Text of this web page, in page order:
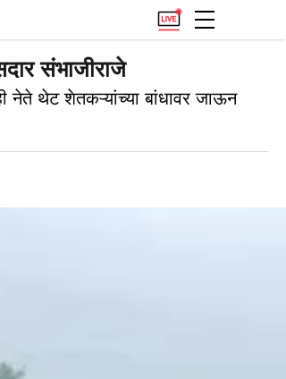
संभाजीराजे
नेते थेट शेतकऱ्यांच्या बांधावर जाऊन